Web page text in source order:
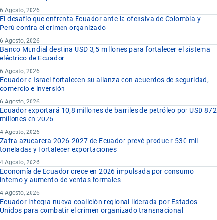
6 Agosto, 2026
El desafío que enfrenta Ecuador ante la ofensiva de Colombia y
Perú contra el crimen organizado
6 Agosto, 2026
Banco Mundial destina USD 3,5 millones para fortalecer el sistema
eléctrico de Ecuador
6 Agosto, 2026
Ecuador e Israel fortalecen su alianza con acuerdos de seguridad,
comercio e inversión
6 Agosto, 2026
Ecuador exportará 10,8 millones de barriles de petróleo por USD 872
millones en 2026
4 Agosto, 2026
Zafra azucarera 2026-2027 de Ecuador prevé producir 530 mil
toneladas y fortalecer exportaciones
4 Agosto, 2026
Economía de Ecuador crece en 2026 impulsada por consumo
interno y aumento de ventas formales
4 Agosto, 2026
Ecuador integra nueva coalición regional liderada por Estados
Unidos para combatir el crimen organizado transnacional